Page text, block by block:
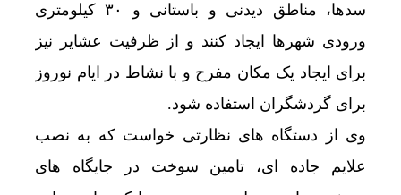
سدها، مناطق دیدنی و باستانی و ۳۰ کیلومتری
ورودی شهرها ایجاد کنند و از ظرفیت عشایر نیز
برای ایجاد یک مکان مفرح و با نشاط در ایام نوروز
برای گردشگران استفاده شود.
وی از دستگاه های نظارتی خواست که به نصب
علایم جاده ای، تامین سوخت در جایگاه های